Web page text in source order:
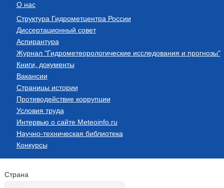
О нас
Структура Гидрометцентра России
Диссертационный совет
Аспирантура
Журнал "Гидрометеорологические исследования и прогнозы"
Книги, документы
Вакансии
Страницы истории
Противодействие коррупции
Условия труда
Интервью о сайте Meteoinfo.ru
Научно-техническая библиотека
Конкурсы
Страна